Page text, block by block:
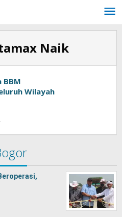
Naik
Wilayah